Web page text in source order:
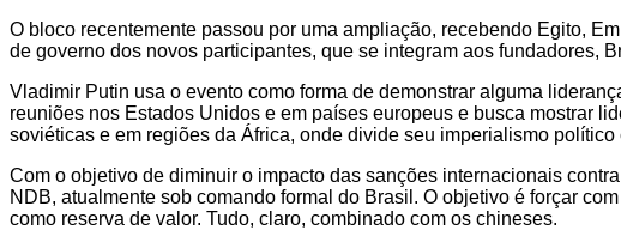
O bloco recentemente passou por uma ampliação, recebendo Egito,
de governo dos novos participantes, que se integram aos fundadores,
Vladimir Putin usa o evento como forma de demonstrar alguma
reuniões nos Estados Unidos e em países europeus e busca mostrar
soviéticas e em regiões da África, onde divide seu imperialismo
Com o objetivo de diminuir o impacto das sanções internacionais
NDB, atualmente sob comando formal do Brasil. O objetivo é forçar
como reserva de valor. Tudo, claro, combinado com os chineses.